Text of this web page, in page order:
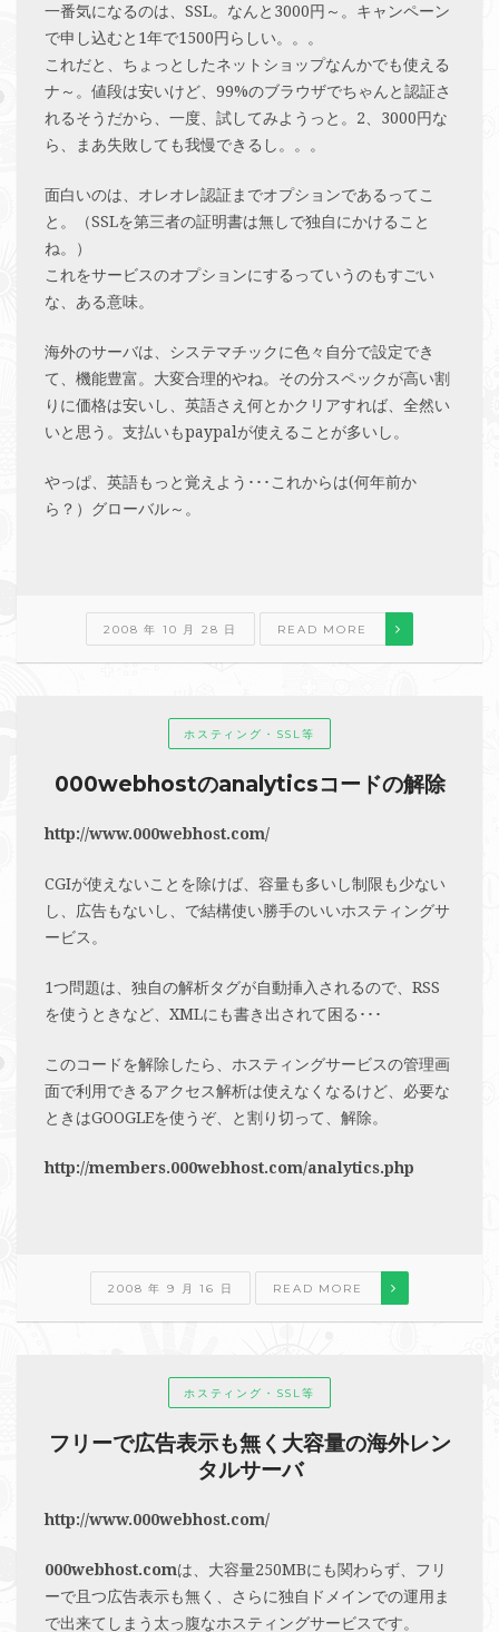
一番気になるのは、SSL。なんと3000円～。キャンペーン
で申し込むと1年で1500円らしい。。。
これだと、ちょっとしたネットショップなんかでも使える
ナ～。値段は安いけど、99%のブラウザでちゃんと認証さ
れるそうだから、一度、試してみようっと。2、3000円な
ら、まあ失敗しても我慢できるし。。。
面白いのは、オレオレ認証までオプションであるってこ
と。（SSLを第三者の証明書は無しで独自にかけること
ね。）
これをサービスのオプションにするっていうのもすごい
な、ある意味。
海外のサーバは、システマチックに色々自分で設定でき
て、機能豊富。大変合理的やね。その分スペックが高い割
りに価格は安いし、英語さえ何とかクリアすれば、全然い
いと思う。支払いもpaypalが使えることが多いし。
やっぱ、英語もっと覚えよう･･･これからは(何年前か
ら？）グローバル～。
2008 年 10 月 28 日 READ MORE
ホスティング・SSL等
000webhostのanalyticsコードの解除
http://www.000webhost.com/
CGIが使えないことを除けば、容量も多いし制限も少ない
し、広告もないし、で結構使い勝手のいいホスティングサ
ービス。
1つ問題は、独自の解析タグが自動挿入されるので、RSS
を使うときなど、XMLにも書き出されて困る･･･
このコードを解除したら、ホスティングサービスの管理画
面で利用できるアクセス解析は使えなくなるけど、必要な
ときはGOOGLEを使うぞ、と割り切って、解除。
http://members.000webhost.com/analytics.php
2008 年 9 月 16 日 READ MORE
ホスティング・SSL等
フリーで広告表示も無く大容量の海外レン
タルサーバ
http://www.000webhost.com/
000webhost.comは、大容量250MBにも関わらず、フリ
ーで且つ広告表示も無く、さらに独自ドメインでの運用ま
で出来てしまう太っ腹なホスティングサービスです。